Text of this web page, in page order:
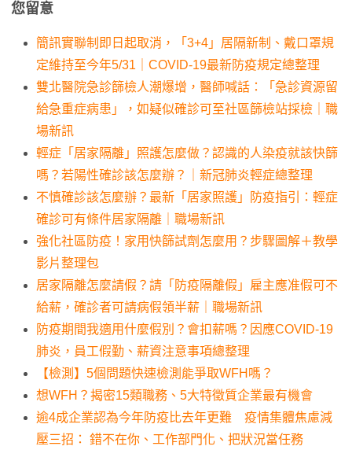
您留意
簡訊實聯制即日起取消，「3+4」居隔新制、戴口罩規
定維持至今年5/31｜COVID-19最新防疫規定總整理
雙北醫院急診篩檢人潮爆增，醫師喊話：「急診資源留
給急重症病患」，如疑似確診可至社區篩檢站採檢｜職
場新訊
輕症「居家隔離」照護怎麼做？認識的人染疫就該快篩
嗎？若陽性確診該怎麼辦？｜新冠肺炎輕症總整理
不慎確診該怎麼辦？最新「居家照護」防疫指引：輕症
確診可有條件居家隔離｜職場新訊
強化社區防疫！家用快篩試劑怎麼用？步驟圖解＋教學
影片整理包
居家隔離怎麼請假？請「防疫隔離假」雇主應准假可不
給薪，確診者可請病假領半薪｜職場新訊
防疫期間我適用什麼假別？會扣薪嗎？因應COVID-19
肺炎，員工假勤、薪資注意事項總整理
【檢測】5個問題快速檢測能爭取WFH嗎？
想WFH？揭密15類職務、5大特徵質企業最有機會
逾4成企業認為今年防疫比去年更難 疫情集體焦慮減
壓三招： 錯不在你、工作部門化、把狀況當任務